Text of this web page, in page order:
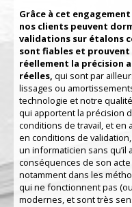
Grâce à cet
nos clients peuvent
validations sur étalons
sont fiables et
réellement la précision
réelles, qui sont par
lissages ou
technologie et notre
qui apportent la précision
conditions de travail, et en
en conditions de
un informaticien sans qu’il
conséquences de son
notamment dans les
qui ne fonctionnent pas
modernes, et sont très